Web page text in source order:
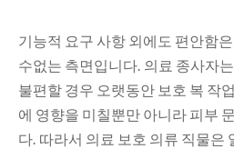
기능적 요구 사항 외에도 편안함
수없는 측면입니다. 의료 종사자
불편할 경우 오랫동안 보호 복 작
에 영향을 미칠뿐만 아니라 피부
다. 따라서 의료 보호 의류 직물은